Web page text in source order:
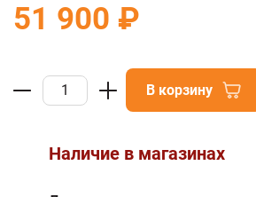
51 900 ₽
В корзину
Наличие в магазинах